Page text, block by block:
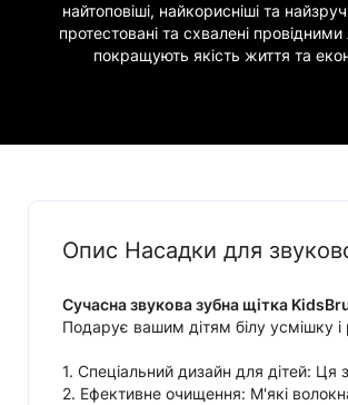
найтоповіші, найкорисніші та
протестовані та схвалені
покращують якість життя та
Опис Насадки для
Сучасна звукова зубна щітка
Подарує вашим дітям білу усмішку і
1. Спеціальний дизайн для дітей:
2. Ефективне очищення: М'які